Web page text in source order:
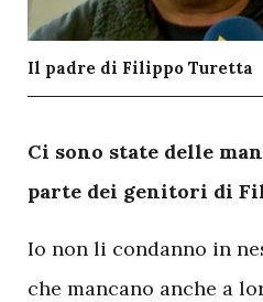
Il padre di Filippo Turetta
Ci sono state delle
parte dei genitori di
Io non li condanno in
che mancano anche a